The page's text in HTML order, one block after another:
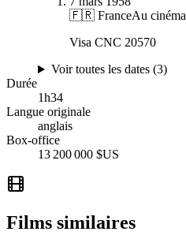
🇫🇷 FranceAu cinéma
Visa CNC 20570
Voir toutes les dates (3)
Durée
1h34
Langue originale
anglais
Box-office
13 200 000 $US
Films similaires